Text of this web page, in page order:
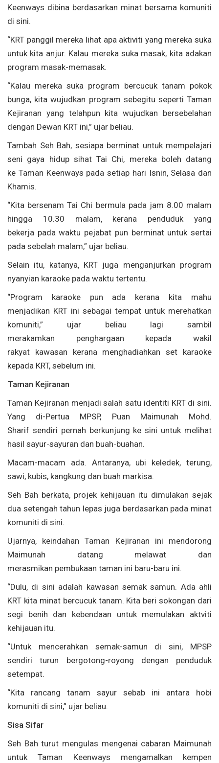
Keenways dibina berdasarkan minat bersama komuniti
di sini.
“KRT panggil mereka lihat apa aktiviti yang mereka suka
untuk kita anjur. Kalau mereka suka masak, kita adakan
program masak-memasak.
“Kalau mereka suka program bercucuk tanam pokok
bunga, kita wujudkan program sebegitu seperti Taman
Kejiranan yang telahpun kita wujudkan bersebelahan
dengan Dewan KRT ini,” ujar beliau.
Tambah Seh Bah, sesiapa berminat untuk mempelajari
seni gaya hidup sihat Tai Chi, mereka boleh datang
ke Taman Keenways pada setiap hari Isnin, Selasa dan
Khamis.
“Kita bersenam Tai Chi bermula pada jam 8.00 malam
hingga 10.30 malam, kerana penduduk yang
bekerja pada waktu pejabat pun berminat untuk sertai
pada sebelah malam,” ujar beliau.
Selain itu, katanya, KRT juga menganjurkan program
nyanyian karaoke pada waktu tertentu.
“Program karaoke pun ada kerana kita mahu
menjadikan KRT ini sebagai tempat untuk merehatkan
komuniti,” ujar beliau lagi sambil
merakamkan penghargaan kepada wakil
rakyat kawasan kerana menghadiahkan set karaoke
kepada KRT, sebelum ini.
Taman Kejiranan
Taman Kejiranan menjadi salah satu identiti KRT di sini.
Yang di-Pertua MPSP, Puan Maimunah Mohd.
Sharif sendiri pernah berkunjung ke sini untuk melihat
hasil sayur-sayuran dan buah-buahan.
Macam-macam ada. Antaranya, ubi keledek, terung,
sawi, kubis, kangkung dan buah markisa.
Seh Bah berkata, projek kehijauan itu dimulakan sejak
dua setengah tahun lepas juga berdasarkan pada minat
komuniti di sini.
Ujarnya, keindahan Taman Kejiranan ini mendorong
Maimunah datang melawat dan
merasmikan pembukaan taman ini baru-baru ini.
“Dulu, di sini adalah kawasan semak samun. Ada ahli
KRT kita minat bercucuk tanam. Kita beri sokongan dari
segi benih dan kebendaan untuk memulakan aktviti
kehijauan itu.
“Untuk mencerahkan semak-samun di sini, MPSP
sendiri turun bergotong-royong dengan penduduk
setempat.
“Kita rancang tanam sayur sebab ini antara hobi
komuniti di sini,” ujar beliau.
Sisa Sifar
Seh Bah turut mengulas mengenai cabaran Maimunah
untuk Taman Keenways mengamalkan kempen